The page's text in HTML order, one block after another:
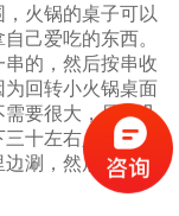
火锅的桌子可以
己爱吃的东西。
的，然后按串收
回转小火锅桌面
要很大，只要几
十左右人。每个
涮，然后把用完